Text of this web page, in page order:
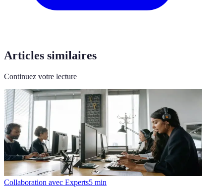
Articles similaires
Continuez votre lecture
Collaboration avec Experts5 min